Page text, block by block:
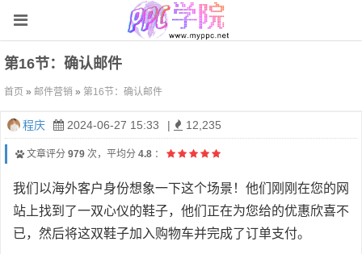
第16节：确认邮件
首页 » 邮件营销 » 第16节：确认邮件
程庆 2024-06-27 15:33 | 12,235
文章评分 979 次，平均分 4.8 ：
我们以海外客户身份想象一下这个场景！他们刚刚在您的网
站上找到了一双心仪的鞋子，他们正在为您给的优惠欣喜不
已，然后将这双鞋子加入购物车并完成了订单支付。